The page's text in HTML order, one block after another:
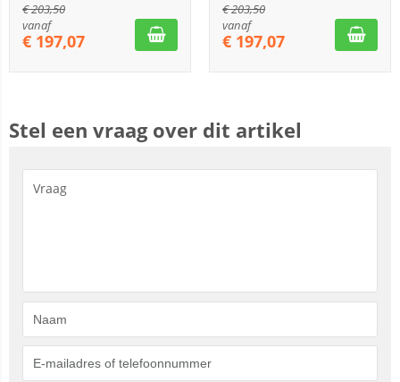
€203,50
vanaf
€ 197,07
€203,50
vanaf
€ 197,07
Stel een vraag over dit artikel